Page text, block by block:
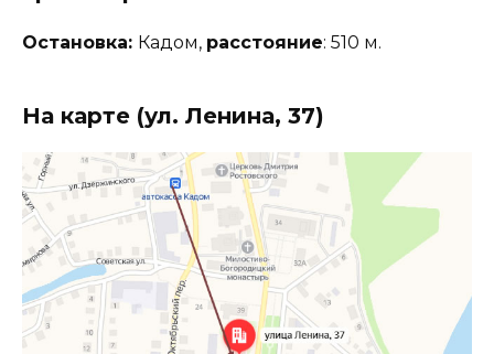
Остановка: Кадом, расстояние: 510 м.
На карте (ул. Ленина, 37)